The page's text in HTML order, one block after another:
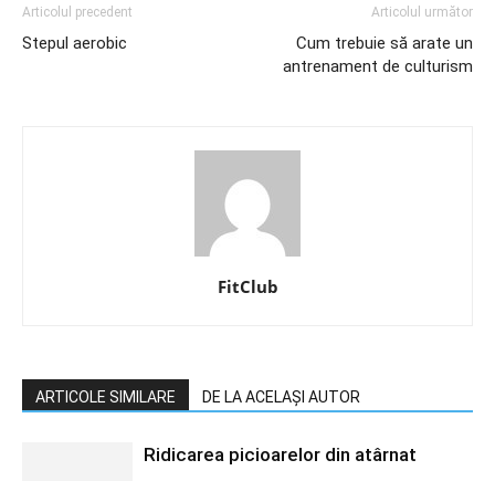
Articolul precedent
Stepul aerobic
Articolul următor
Cum trebuie să arate un
antrenament de culturism
FitClub
ARTICOLE SIMILARE DE LA ACELAȘI AUTOR
Ridicarea picioarelor din atârnat